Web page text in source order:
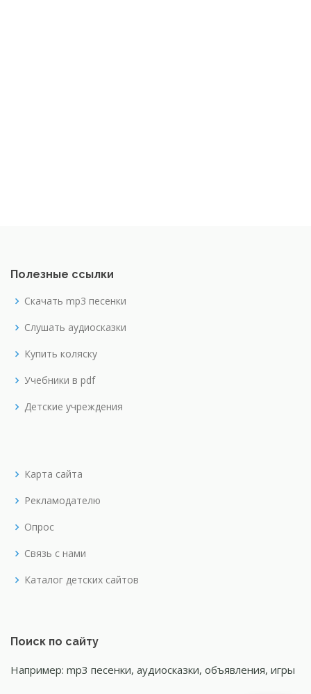
Полезные ссылки
Скачать mp3 песенки
Слушать аудиосказки
Купить коляску
Учебники в pdf
Детские учреждения
Карта сайта
Рекламодателю
Опрос
Связь с нами
Каталог детских сайтов
Поиск по сайту
Например: mp3 песенки, аудиосказки, объявления, игры